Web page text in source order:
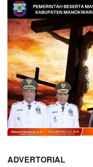
ADVERTORIAL